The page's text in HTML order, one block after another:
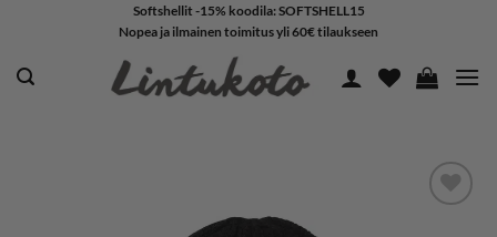
content
Softshellit -15% koodila: SOFTSHELL15
Nopea ja ilmainen toimitus yli 60€ tilaukseen